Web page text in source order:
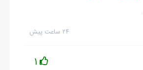
۲۴ ساعت پیش
1